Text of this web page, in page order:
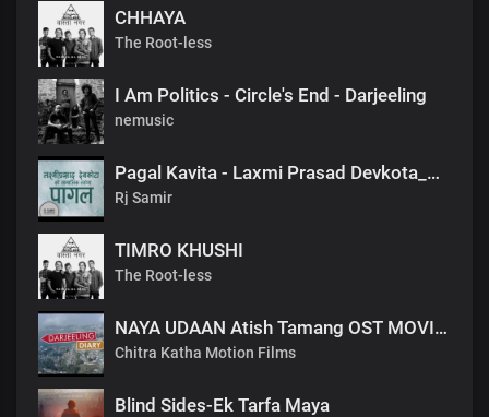
CHHAYA
The Root-less
I Am Politics - Circle's End - Darjeeling
nemusic
Pagal Kavita - Laxmi Prasad Devkota_लक्ष्मी प्रसाद देवकोटाको मनछुने कविता पागल_RjSamirTheStoryteller
Rj Samir
TIMRO KHUSHI
The Root-less
NAYA UDAAN Atish Tamang OST MOVIE SONG DARJEELING DIARY.mp3
Chitra Katha Motion Films
Blind Sides-Ek Tarfa Maya